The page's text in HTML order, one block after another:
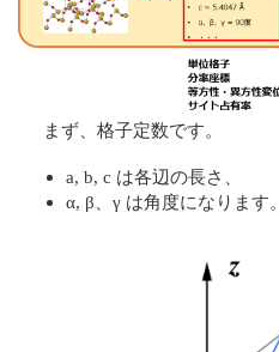
まず、格子定数です。
a, b, c は各辺の長さ、
α, β、γ は角度になります。